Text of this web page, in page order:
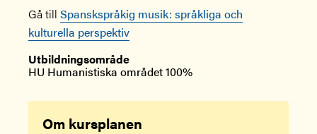
Gå till Spanskspråkig musik: språkliga och
kulturella perspektiv
Utbildningsområde
HU Humanistiska området 100%
Om kursplanen